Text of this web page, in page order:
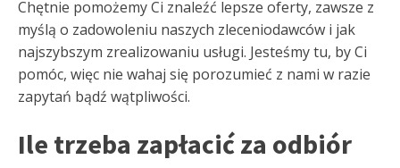
Chętnie pomożemy Ci znaleźć lepsze oferty, zawsze z
myślą o zadowoleniu naszych zleceniodawców i jak
najszybszym zrealizowaniu usługi. Jesteśmy tu, by Ci
pomóc, więc nie wahaj się porozumieć z nami w razie
zapytań bądź wątpliwości.
Ile trzeba zapłacić za odbiór